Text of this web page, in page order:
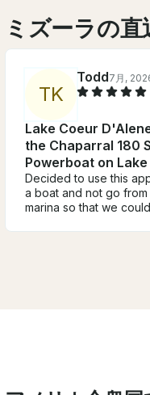
ミズーラの
TK
Todd7月,
Lake Coeur
the Chaparral 180
Powerboat on Lake
d'Alene
Decided to use this
a boat and not go from
marina so that we could get the